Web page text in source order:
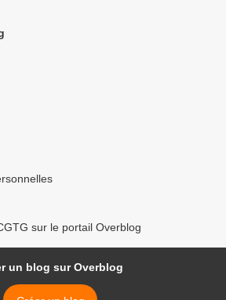
sur le portail Overblog
un blog sur Overblog